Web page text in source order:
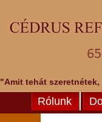
"Amit tehát
Rólunk